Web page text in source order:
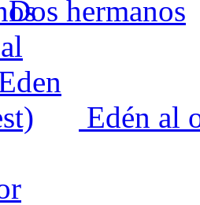
Dos hermanos
Edén al